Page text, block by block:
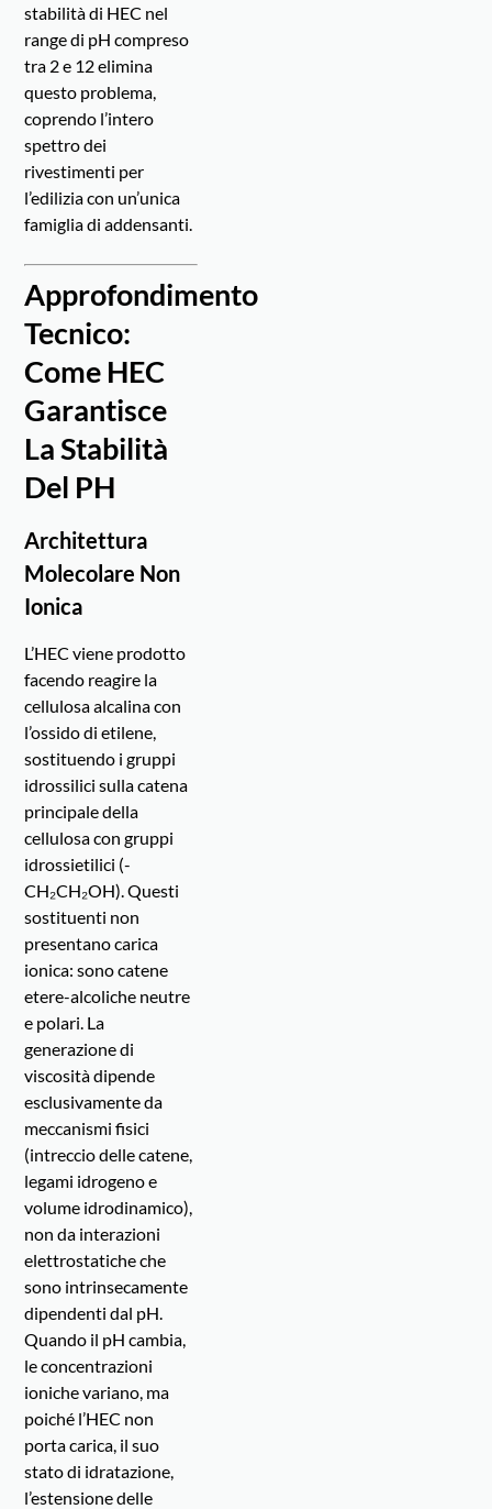
stabilità di HEC nel
range di pH compreso
tra 2 e 12 elimina
questo problema,
coprendo l’intero
spettro dei
rivestimenti per
l’edilizia con un’unica
famiglia di addensanti.
Approfondimento
Tecnico:
Come HEC
Garantisce
La Stabilità
Del PH
Architettura
Molecolare Non
Ionica
L’HEC viene prodotto
facendo reagire la
cellulosa alcalina con
l’ossido di etilene,
sostituendo i gruppi
idrossilici sulla catena
principale della
cellulosa con gruppi
idrossietilici (-
CH₂CH₂OH). Questi
sostituenti non
presentano carica
ionica: sono catene
etere-alcoliche neutre
e polari. La
generazione di
viscosità dipende
esclusivamente da
meccanismi fisici
(intreccio delle catene,
legami idrogeno e
volume idrodinamico),
non da interazioni
elettrostatiche che
sono intrinsecamente
dipendenti dal pH.
Quando il pH cambia,
le concentrazioni
ioniche variano, ma
poiché l’HEC non
porta carica, il suo
stato di idratazione,
l’estensione delle